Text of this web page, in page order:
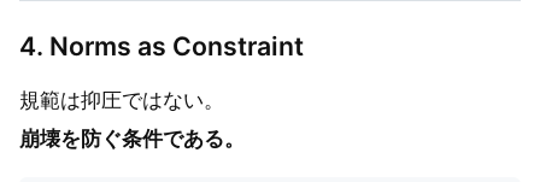
4. Norms as Constraint
規範は抑圧ではない。
崩壊を防ぐ条件である。